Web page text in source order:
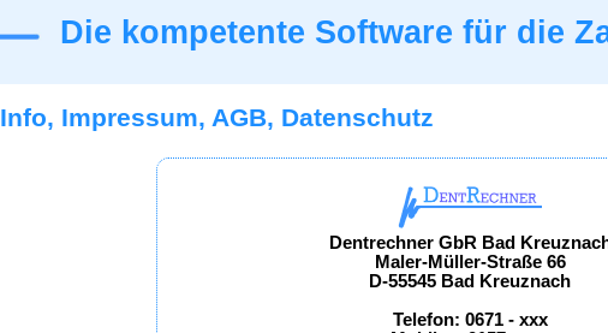
Die kompetente Software für die
Info, Impressum, AGB, Datenschutz
Dentrechner GbR Bad
Maler-Müller-Straße 66
D-55545 Bad Kreuznach
Telefon: 0671 - xxx